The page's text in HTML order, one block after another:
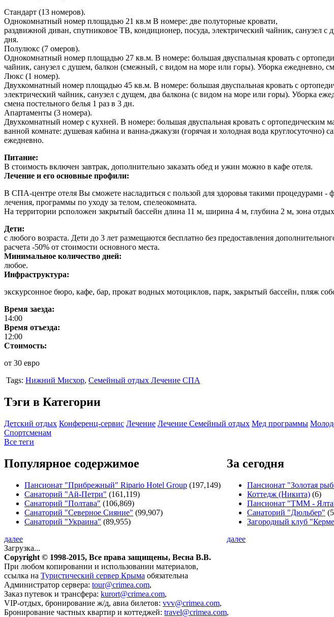
Стандарт (13 номеров).
Однокомнатный номер площадью 21 кв.м В номере: две полуторные кровати,
раздвижной диван, спутниковое ТВ, кондиционер, посуда, электрический чайник, санузел
дня.
Полулюкс (7 омеров).
Однокомнатный номер площадью 27 кв.м. В номере: большая двуспальная кровать с
чайник, санузел с душем, балкон (смежный, с видом на море или горы). Уборка ежедневно,
Люкс (1 номер).
Двухкомнатный номер площадью 45 кв.м. В номере: большая двуспальная кровать с
электрический чайник, санузел с дущем, два балкона (с видом на море или горы). Уборка
смена постельного белья 1 раз в 3 дн.
Апартаменты (3 номера).
Двухкомнатный номер с кухней. В номере: большая двуспальная кровать с ортопедическим
ванной комнате: душевая кабина и ванна-джакузи (горячая и холодная вода
ежедневно.
Питание:
В стоимость включен завтрак, дополнительно заказать обед и ужин можно в кафе отеля.
Лечение и его основные профили:
В СПА-центре отеля Вы сможете насладиться с пользой для здоровья такими процедурами
лечения, программы по уходу за телом, спелеокомната.
На территории рсположен закрытый бассейн длина 11 м, ширина 4 м, глубина 2 м, зона
Дети:
с любого возраста. Дети до 3 лет размещаются бесплатно без предоставления
расчета -50% от стоимости основного места.
Минимальное количество дней:
любое.
Инфраструктура:
экскурсонное бюро, кафе, бар, прокат водных мотоциклов, парк, закрытый бассейн, пляж
Время заезда:
14:00
Время отъезда:
12:00
Стоимость:
от 30 евро
Tags: Нижний Мисхор, Семейный отдых Лечение СПА
Тэги в Категории
Детский отдых Конференц-сервис Лечение Лечение Семейный отдых Мед программы
Спортсменам
Все теги
Популярное содержимое
Пансионат "Прибрежный" Ripario Hotel Group (197,149)
Санаторий "Ай-Петри" (161,119)
Санаторий "Полтава" (106,869)
Санаторий "Северное Сияние" (99,907)
Санаторий "Украина" (89,955)
далее
За сегодня
Пансионат "Золотая
Коттедж (Никита) (6)
Пансионат "ТММ -
Санаторий "Дюльбер"
Загородный клуб
далее
Загрузка...
Copyright © 1998-2015, Все права защищены, Весна В.В.
При любом копировании и использовании материалов,
ссылка на Туристический сервер Крыма обязательна
Администратор сервера: tour@crimea.com,
Заказ путевок и трансфера: kurort@crimea.com,
VIP-отдых, бронирование ж/д, авиа билетов: vvv@crimea.com,
Бронирование частных квартир и коттеджей: travel@crimea.com,